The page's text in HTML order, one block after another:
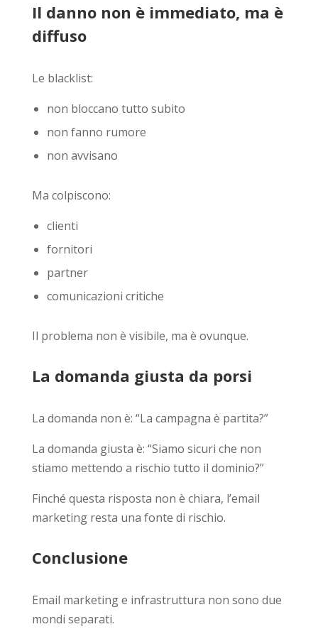
Il danno non è immediato, ma è
diffuso
Le blacklist:
non bloccano tutto subito
non fanno rumore
non avvisano
Ma colpiscono:
clienti
fornitori
partner
comunicazioni critiche
Il problema non è visibile, ma è ovunque.
La domanda giusta da porsi
La domanda non è: “La campagna è partita?”
La domanda giusta è: “Siamo sicuri che non
stiamo mettendo a rischio tutto il dominio?”
Finché questa risposta non è chiara, l’email
marketing resta una fonte di rischio.
Conclusione
Email marketing e infrastruttura non sono due
mondi separati.